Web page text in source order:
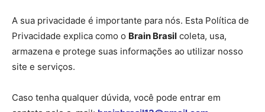
A sua privacidade é importante para nós. Esta Política de
Privacidade explica como o Brain Brasil coleta, usa,
armazena e protege suas informações ao utilizar nosso
site e serviços.
Caso tenha qualquer dúvida, você pode entrar em